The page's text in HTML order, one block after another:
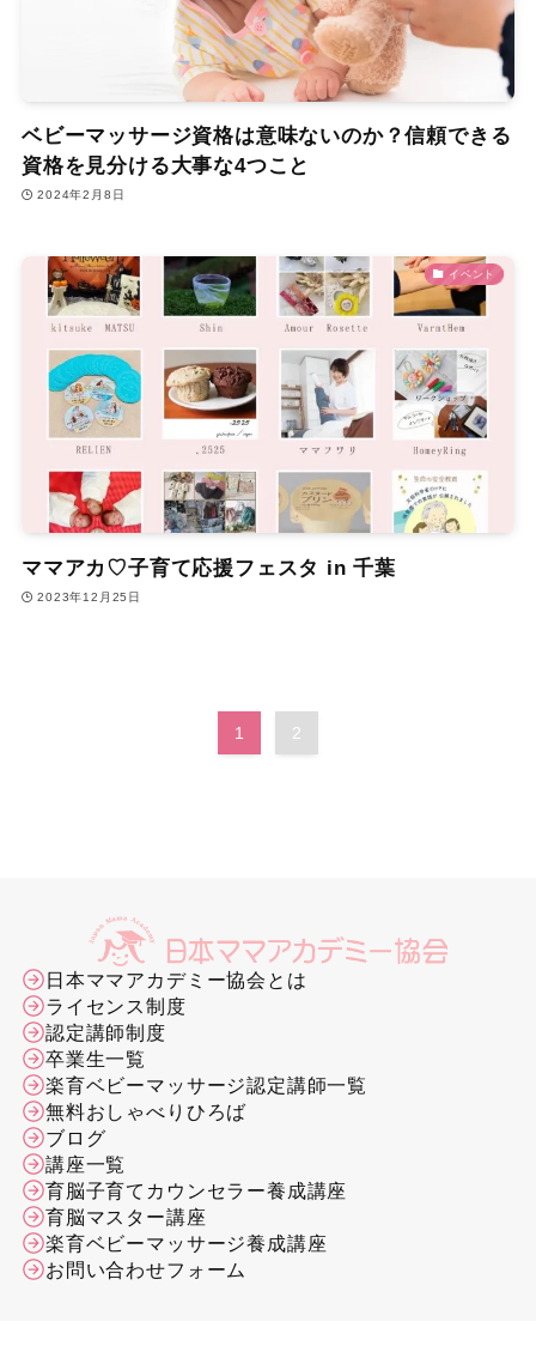
ベビーマッサージ資格は意味ないのか？信頼できる
資格を見分ける大事な4つこと
2024年2月8日
イベント
ママアカ♡子育て応援フェスタ in 千葉
2023年12月25日
1 2
日本ママアカデミー協会とは
ライセンス制度
認定講師制度
卒業生一覧
楽育ベビーマッサージ認定講師一覧
無料おしゃべりひろば
ブログ
講座一覧
育脳子育てカウンセラー養成講座
育脳マスター講座
楽育ベビーマッサージ養成講座
お問い合わせフォーム